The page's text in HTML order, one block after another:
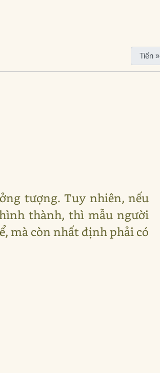
Tiến »
tượng. Tuy nhiên, nếu
thành, thì mẫu người
mà còn nhất định phải có